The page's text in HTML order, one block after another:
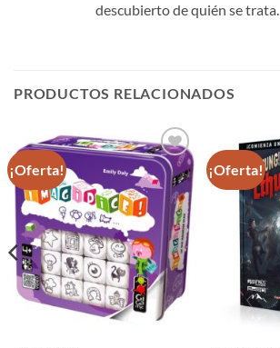
descubierto de quién se trata.
PRODUCTOS RELACIONADOS
¡Oferta!
Añadir
a la
lista de
deseos
¡Oferta!